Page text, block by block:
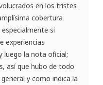
en los tristes
cobertura
si
experiencias
luego la nota oficial;
así que hubo de todo
y como indica la